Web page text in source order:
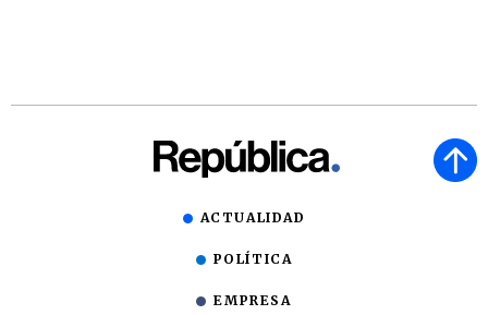
ACTUALIDAD
POLÍTICA
EMPRESA